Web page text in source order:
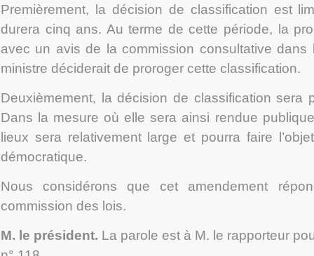
Premièrement, la décision de classification est
durera cinq ans. Au terme de cette période, la
avec un avis de la commission consultative dans
ministre déciderait de proroger cette classification.
Deuxièmement, la décision de classification sera
Dans la mesure où elle sera ainsi rendue
lieux sera relativement large et pourra faire
démocratique.
Nous considérons que cet amendement
commission des lois.
M. le président. La parole est à M. le rapporteur